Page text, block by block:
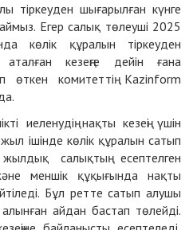
тіркеуден шығарылған күнге
Егер салық төлеуші 2025
көлік құралын тіркеуден
кезеңге дейін ғана
өткен комитеттің Kazinform
иеленудің нақты кезеңі үшін
ішінде көлік құралын сатып
салықтың есептелген
меншік құқығында нақты
Бұл ретте сатып алушы
айдан бастап төлейді.